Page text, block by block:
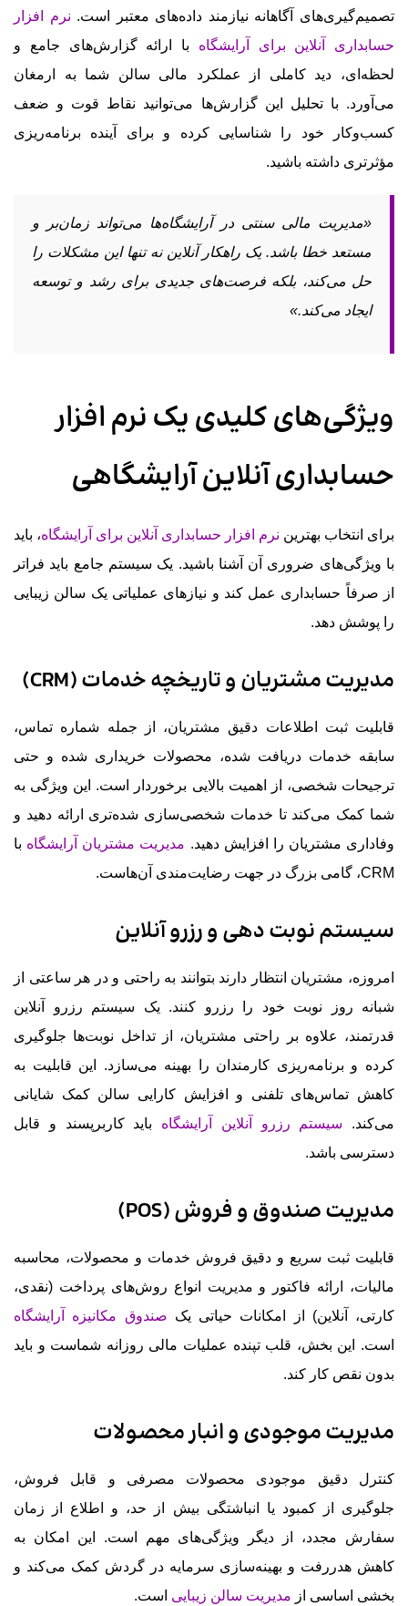
تصمیم‌گیری‌های آگاهانه نیازمند داده‌های معتبر است. نرم افزار
حسابداری آنلاین برای آرایشگاه با ارائه گزارش‌های جامع و
لحظه‌ای، دید کاملی از عملکرد مالی سالن شما به ارمغان
می‌آورد. با تحلیل این گزارش‌ها می‌توانید نقاط قوت و ضعف
کسب‌وکار خود را شناسایی کرده و برای آینده برنامه‌ریزی
مؤثرتری داشته باشید.
«مدیریت مالی سنتی در آرایشگاه‌ها می‌تواند زمان‌بر و
مستعد خطا باشد. یک راهکار آنلاین نه تنها این مشکلات را
حل می‌کند، بلکه فرصت‌های جدیدی برای رشد و توسعه
ایجاد می‌کند.»
ویژگی‌های کلیدی یک نرم افزار
حسابداری آنلاین آرایشگاهی
برای انتخاب بهترین نرم افزار حسابداری آنلاین برای آرایشگاه، باید
با ویژگی‌های ضروری آن آشنا باشید. یک سیستم جامع باید فراتر
از صرفاً حسابداری عمل کند و نیازهای عملیاتی یک سالن زیبایی
را پوشش دهد.
مدیریت مشتریان و تاریخچه خدمات (CRM)
قابلیت ثبت اطلاعات دقیق مشتریان، از جمله شماره تماس،
سابقه خدمات دریافت شده، محصولات خریداری شده و حتی
ترجیحات شخصی، از اهمیت بالایی برخوردار است. این ویژگی به
شما کمک می‌کند تا خدمات شخصی‌سازی شده‌تری ارائه دهید و
وفاداری مشتریان را افزایش دهید. مدیریت مشتریان آرایشگاه با
CRM، گامی بزرگ در جهت رضایت‌مندی آن‌هاست.
سیستم نوبت دهی و رزرو آنلاین
امروزه، مشتریان انتظار دارند بتوانند به راحتی و در هر ساعتی از
شبانه روز نوبت خود را رزرو کنند. یک سیستم رزرو آنلاین
قدرتمند، علاوه بر راحتی مشتریان، از تداخل نوبت‌ها جلوگیری
کرده و برنامه‌ریزی کارمندان را بهینه می‌سازد. این قابلیت به
کاهش تماس‌های تلفنی و افزایش کارایی سالن کمک شایانی
می‌کند. سیستم رزرو آنلاین آرایشگاه باید کاربرپسند و قابل
دسترسی باشد.
مدیریت صندوق و فروش (POS)
قابلیت ثبت سریع و دقیق فروش خدمات و محصولات، محاسبه
مالیات، ارائه فاکتور و مدیریت انواع روش‌های پرداخت (نقدی،
کارتی، آنلاین) از امکانات حیاتی یک صندوق مکانیزه آرایشگاه
است. این بخش، قلب تپنده عملیات مالی روزانه شماست و باید
بدون نقص کار کند.
مدیریت موجودی و انبار محصولات
کنترل دقیق موجودی محصولات مصرفی و قابل فروش،
جلوگیری از کمبود یا انباشتگی بیش از حد، و اطلاع از زمان
سفارش مجدد، از دیگر ویژگی‌های مهم است. این امکان به
کاهش هدررفت و بهینه‌سازی سرمایه در گردش کمک می‌کند و
بخشی اساسی از مدیریت سالن زیبایی است.